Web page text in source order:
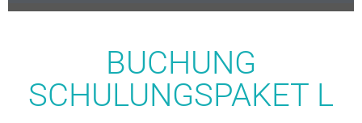
BUCHUNG
SCHULUNGSPAKET L